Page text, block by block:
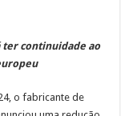
ter continuidade ao
o fabricante de